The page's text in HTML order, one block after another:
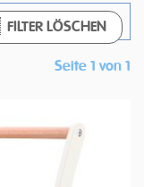
FILTER LÖSCHEN
Seite 1 von 1